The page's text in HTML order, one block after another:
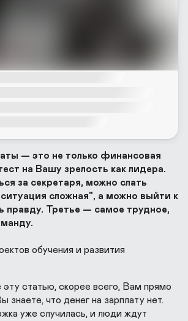
— это не только финансовая
на Вашу зрелость как лидера.
за секретаря, можно слать
сложная", а можно выйти к
правду. Третье — самое трудное,
обучения и развития
статью, скорее всего, Вам прямо
знаете, что денег на зарплату нет.
уже случилась, и люди ждут